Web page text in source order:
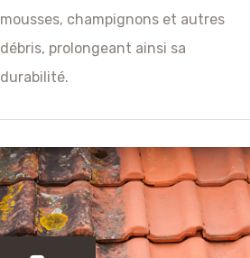
mousses, champignons et autres
débris, prolongeant ainsi sa
durabilité.